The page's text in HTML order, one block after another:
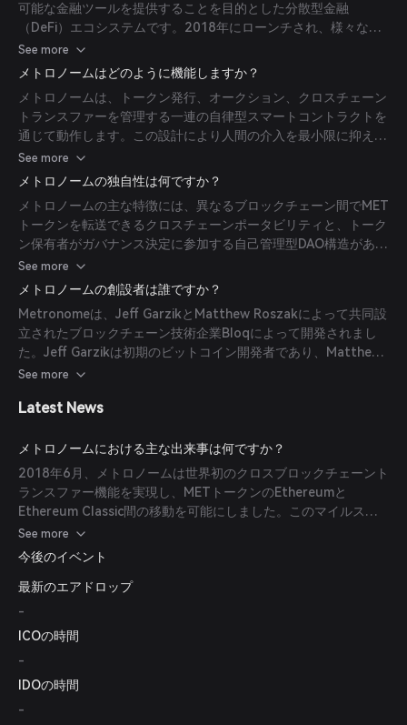
可能な金融ツールを提供することを目的とした分散型金融
（DeFi）エコシステムです。2018年にローンチされ、様々なブ
ロックチェーンプラットフォームで長続きし、適応可能な暗号通
貨の提供を目指しています。
See more
メトロノームはどのように機能しますか？
メトロノームは、トークン発行、オークション、クロスチェーン
トランスファーを管理する一連の自律型スマートコントラクトを
通じて動作します。この設計により人間の介入を最小限に抑え、
分散化と信頼性を促進しています。METトークンは、エコシステ
ム内のガバナンスおよび取引手数料割引に使用されるERC-20ユ
See more
メトロノームの独自性は何ですか？
メトロノームの主な特徴には、異なるブロックチェーン間でMET
トークンを転送できるクロスチェーンポータビリティと、トーク
ン保有者がガバナンス決定に参加する自己管理型DAO構造があり
ます。さらに、予測可能なトークン供給メカニズムにより長期的
な持続可能性が保証されています。
See more
メトロノームの創設者は誰ですか？
Metronomeは、Jeff GarzikとMatthew Roszakによって共同設
立されたブロックチェーン技術企業Bloqによって開発されまし
た。Jeff Garzikは初期のビットコイン開発者であり、Matthew
Roszakは著名なブロックチェーン投資家兼起業家です。
See more
Latest News
メトロノームにおける主な出来事は何ですか？
2018年6月、メトロノームは世界初のクロスブロックチェーント
ランスファー機能を実現し、METトークンのEthereumと
Ethereum Classic間の移動を可能にしました。このマイルスト
ーンは、相互運用性と長寿命へのコミットメントを示していま
す。
See more
今後のイベント
最新のエアドロップ
-
ICOの時間
-
IDOの時間
-